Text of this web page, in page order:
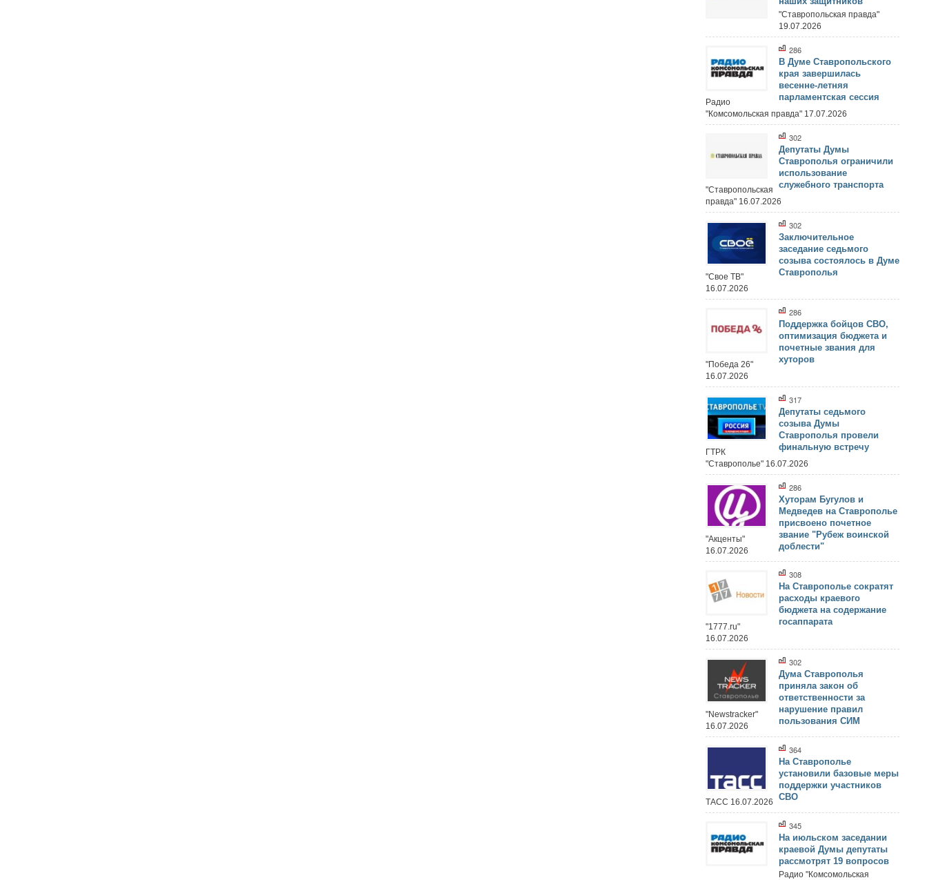
"Ставропольская правда"
19.07.2026
286
В Думе Ставропольского
края завершилась
весенне-летняя
парламентская сессия
Радио
"Комсомольская правда" 17.07.2026
302
Депутаты Думы
Ставрополья ограничили
использование
служебного транспорта
"Ставропольская
правда" 16.07.2026
302
Заключительное
заседание седьмого
созыва состоялось в Думе
Ставрополья
"Свое ТВ"
16.07.2026
286
Поддержка бойцов СВО,
оптимизация бюджета и
почетные звания для
хуторов
"Победа 26"
16.07.2026
317
Депутаты седьмого
созыва Думы
Ставрополья провели
финальную встречу
ГТРК
"Ставрополье" 16.07.2026
286
Хуторам Бугулов и
Медведев на Ставрополье
присвоено почетное
звание "Рубеж воинской
доблести"
"Акценты"
16.07.2026
308
На Ставрополье сократят
расходы краевого
бюджета на содержание
госаппарата
"1777.ru"
16.07.2026
302
Дума Ставрополья
приняла закон об
ответственности за
нарушение правил
пользования СИМ
"Newstracker"
16.07.2026
364
На Ставрополье
установили базовые меры
поддержки участников
СВО
ТАСС 16.07.2026
345
На июльском заседании
краевой Думы депутаты
рассмотрят 19 вопросов
Радио "Комсомольская